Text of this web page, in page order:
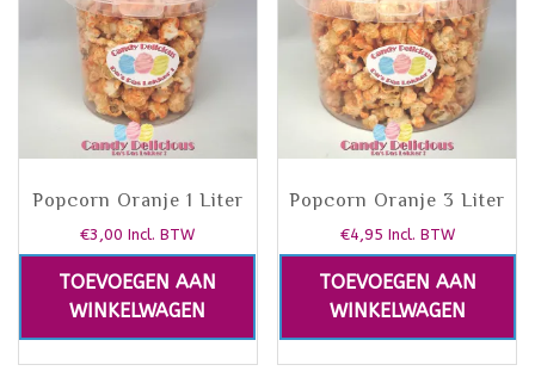
Popcorn Oranje 1 Liter
€3,00 Incl. BTW
TOEVOEGEN AAN
WINKELWAGEN
Popcorn Oranje 3 Liter
€4,95 Incl. BTW
TOEVOEGEN AAN
WINKELWAGEN